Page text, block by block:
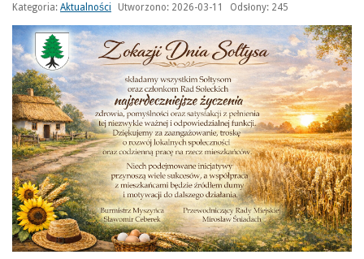
Kategoria: Aktualności Utworzono: 2026-03-11 Odsłony: 245